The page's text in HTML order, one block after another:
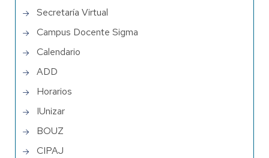
Secretaría Virtual
Campus Docente Sigma
Calendario
ADD
Horarios
IUnizar
BOUZ
CIPAJ